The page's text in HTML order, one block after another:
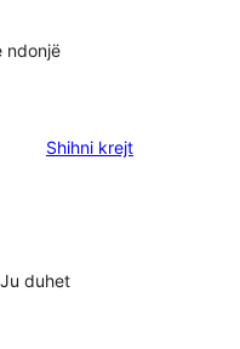
ndonjë
Shihni krejtshqyrtimet
duhet